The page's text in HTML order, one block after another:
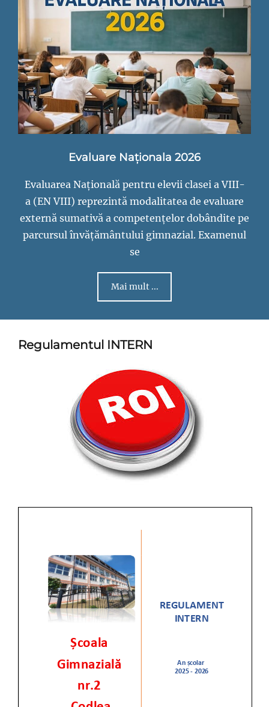
Evaluare Naționala 2026
Evaluarea Națională pentru elevii clasei a VIII-
a (EN VIII) reprezintă modalitatea de evaluare
externă sumativă a competențelor dobândite pe
parcursul învățământului gimnazial. Examenul
se
Mai mult ...
Regulamentul INTERN